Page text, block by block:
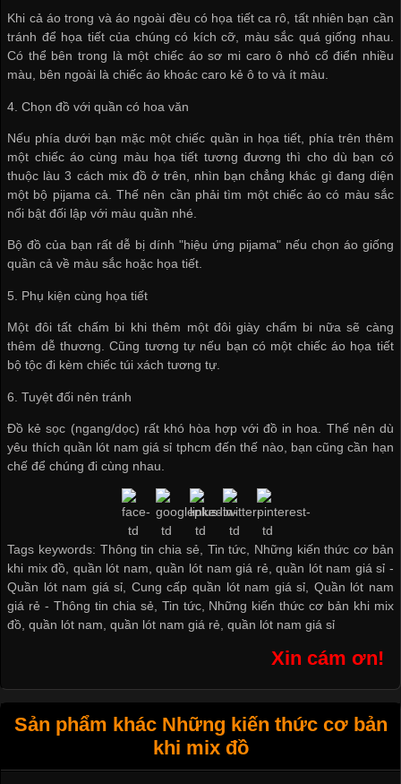
Khi cả áo trong và áo ngoài đều có họa tiết ca rô, tất nhiên bạn cần
tránh để họa tiết của chúng có kích cỡ, màu sắc quá giống nhau.
Có thể bên trong là một chiếc áo sơ mi caro ô nhỏ cổ điển nhiều
màu, bên ngoài là chiếc áo khoác caro kẻ ô to và ít màu.
4. Chọn đồ với quần có hoa văn
Nếu phía dưới bạn mặc một chiếc quần in họa tiết, phía trên thêm
một chiếc áo cùng màu họa tiết tương đương thì cho dù bạn có
thuộc làu 3 cách mix đồ ở trên, nhìn bạn chẳng khác gì đang diện
một bộ pijama cả. Thế nên cần phải tìm một chiếc áo có màu sắc
nổi bật đối lập với màu quần nhé.
Bộ đồ của bạn rất dễ bị dính "hiệu ứng pijama" nếu chọn áo giống
quần cả về màu sắc hoặc họa tiết.
5. Phụ kiện cùng họa tiết
Một đôi tất chấm bi khi thêm một đôi giày chấm bi nữa sẽ càng
thêm dễ thương. Cũng tương tự nếu bạn có một chiếc áo họa tiết
bộ tộc đi kèm chiếc túi xách tương tự.
6. Tuyệt đối nên tránh
Đồ kẻ sọc (ngang/dọc) rất khó hòa hợp với đồ in hoa. Thế nên dù
yêu thích quần lót nam giá sỉ tphcm đến thế nào, bạn cũng cần hạn
chế để chúng đi cùng nhau.
Tags keywords: Thông tin chia sẻ, Tin tức, Những kiến thức cơ bản
khi mix đồ, quần lót nam, quần lót nam giá rẻ, quần lót nam giá sỉ -
Quần lót nam giá sỉ, Cung cấp quần lót nam giá sỉ, Quần lót nam
giá rẻ - Thông tin chia sẻ, Tin tức, Những kiến thức cơ bản khi mix
đồ,quần lót nam,quần lót nam giá rẻ,quần lót nam giá sỉ
Xin cám ơn!
Sản phẩm khác Những kiến thức cơ bản
khi mix đồ